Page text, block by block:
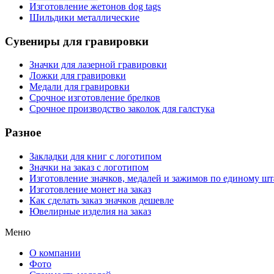
Изготовление жетонов dog tags
Шильдики металлические
Сувениры для гравировки
Значки для лазерной гравировки
Ложки для гравировки
Медали для гравировки
Срочное изготовление брелков
Срочное производство заколок для галстука
Разное
Закладки для книг с логотипом
Значки на заказ с логотипом
Изготовление значков, медалей и зажимов по единому
Изготовление монет на заказ
Как сделать заказ значков дешевле
Ювелирные изделия на заказ
Меню
О компании
Фото